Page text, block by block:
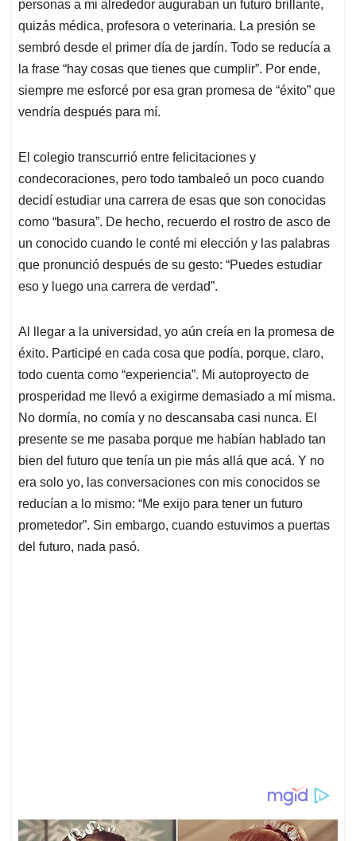
A
p
p
o
o
k
d
I
n
d
s
personas a mi alrededor auguraban un futuro brillante,
quizás médica, profesora o veterinaria. La presión se
sembró desde el primer día de jardín. Todo se reducía a
la frase “hay cosas que tienes que cumplir”. Por ende,
siempre me esforcé por esa gran promesa de “éxito” que
vendría después para mí.
El colegio transcurrió entre felicitaciones y
condecoraciones, pero todo tambaleó un poco cuando
decidí estudiar una carrera de esas que son conocidas
como “basura”. De hecho, recuerdo el rostro de asco de
un conocido cuando le conté mi elección y las palabras
que pronunció después de su gesto: “Puedes estudiar
eso y luego una carrera de verdad”.
Al llegar a la universidad, yo aún creía en la promesa de
éxito. Participé en cada cosa que podía, porque, claro,
todo cuenta como “experiencia”. Mi autoproyecto de
prosperidad me llevó a exigirme demasiado a mí misma.
No dormía, no comía y no descansaba casi nunca. El
presente se me pasaba porque me habían hablado tan
bien del futuro que tenía un pie más allá que acá. Y no
era solo yo, las conversaciones con mis conocidos se
reducían a lo mismo: “Me exijo para tener un futuro
prometedor”. Sin embargo, cuando estuvimos a puertas
del futuro, nada pasó.